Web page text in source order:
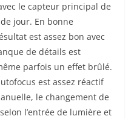
le capteur principal de
jour. En bonne
est assez bon avec
de détails est
parfois un effet brûlé.
est assez réactif
le changement de
l’entrée de lumière et